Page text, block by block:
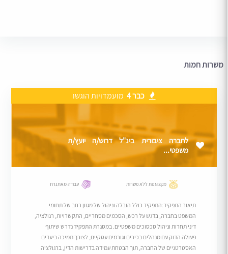
משרות חמות
כבר 4 מועמדויות הוגשו
לחברה ציבורית בינ"ל דרוש/ה יועץ/ת
משפטי...
מקצוענות ללא פשרות עבודה מאתגרת
תיאור התפקיד:התפקיד כולל הובלה וניהול של מגוון רחב של תחומי
המשפט בחברה, בדגש על רכש, הסכמים מסחריים, התקשרויות, רגולציה,
דיני תחרות וניהול סכסוכים משפטיים. במסגרת התפקיד נדרש שיתוף
פעולה הדוק עם מנהלים בכירים וגורמים עסקיים, לצורך תמיכה ביעדים
האסטרטגיים של החברה, תוך הבטחת עמידה בדרישות הדין, ברגולציה